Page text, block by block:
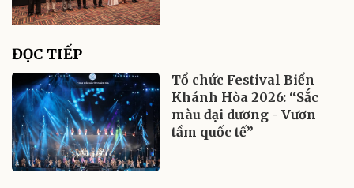
ĐỌC TIẾP
Tổ chức Festival Biển
Khánh Hòa 2026: “Sắc
màu đại dương - Vươn
tầm quốc tế”